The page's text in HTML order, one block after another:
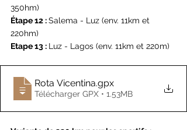
350hm)
Étape 12 : Salema - Luz (env. 11km et
220hm)
Etape 13 : Luz - Lagos (env. 11km et 220m)
Rota Vicentina.gpx
Télécharger GPX • 1.53MB